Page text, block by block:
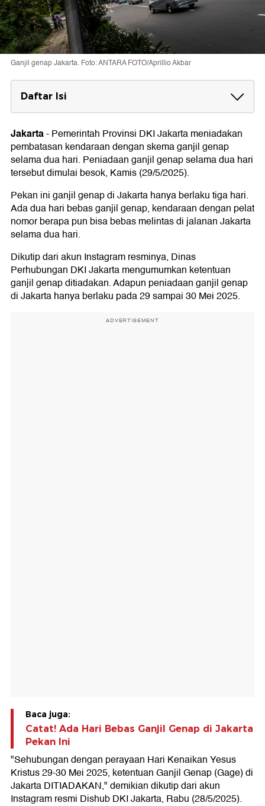
Ganjil genap Jakarta. Foto: ANTARA FOTO/Aprillio Akbar
Daftar Isi
Jalur Ganjil Genap Jakarta
Jakarta-Pemerintah Provinsi DKI Jakarta meniadakan
pembatasan kendaraan dengan skema ganjil genap
selama dua hari. Peniadaan ganjil genap selama dua hari
tersebut dimulai besok, Kamis (29/5/2025).
Pekan ini ganjil genap di Jakarta hanya berlaku tiga hari.
Ada dua hari bebas ganjil genap, kendaraan dengan pelat
nomor berapa pun bisa bebas melintas di jalanan Jakarta
selama dua hari.
Dikutip dari akun Instagram resminya, Dinas
Perhubungan DKI Jakarta mengumumkan ketentuan
ganjil genap ditiadakan. Adapun peniadaan ganjil genap
di Jakarta hanya berlaku pada 29 sampai 30 Mei 2025.
ADVERTISEMENT
Baca juga:
Catat! Ada Hari Bebas Ganjil Genap di Jakarta
Pekan Ini
"Sehubungan dengan perayaan Hari Kenaikan Yesus
Kristus 29-30 Mei 2025, ketentuan Ganjil Genap (Gage) di
Jakarta DITIADAKAN," demikian dikutip dari akun
Instagram resmi Dishub DKI Jakarta, Rabu (28/5/2025).